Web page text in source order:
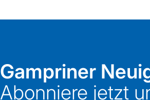
Gampriner
Abonniere jetzt